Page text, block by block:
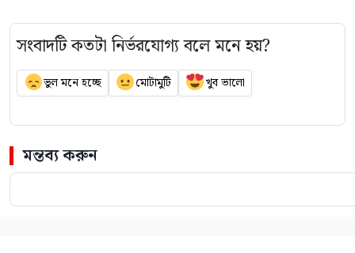
সংবাদটি কতটা নির্ভরযোগ্য বলে মনে হয়?
ভুল মনে হচ্ছে মোটামুটি খুব ভালো
মন্তব্য করুন